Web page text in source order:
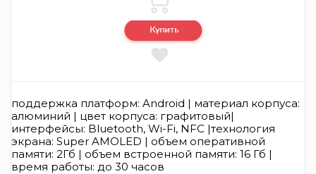
поддержка платформ: Android | материал корпуса:
алюминий | цвет корпуса: графитовый|
интерфейсы: Bluetooth, Wi-Fi, NFC |технология
экрана: Super AMOLED | объем оперативной
памяти: 2Гб | объем встроенной памяти: 16 Гб |
время работы: до 30 часов